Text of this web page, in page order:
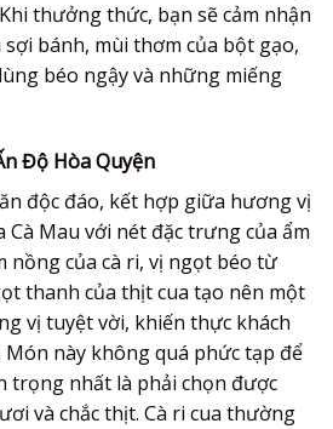
thưởng thức, bạn sẽ cảm nhận
sợi bánh, mùi thơm của bột gạo,
béo ngậy và những miếng
Độ Hòa Quyện
độc đáo, kết hợp giữa hương vị
Mau với nét đặc trưng của ẩm
nồng của cà ri, vị ngọt béo từ
thanh của thịt cua tạo nên một
vị tuyệt vời, khiến thực khách
này không quá phức tạp để
trọng nhất là phải chọn được
và chắc thịt. Cà ri cua thường